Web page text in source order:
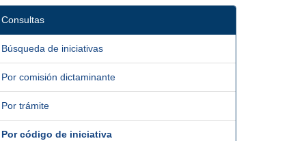
Consultas
Búsqueda de iniciativas
Por comisión dictaminante
Por trámite
Por código de iniciativa